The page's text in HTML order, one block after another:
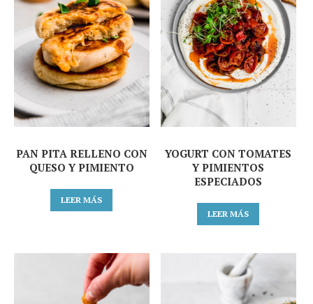
PAN PITA RELLENO CON
QUESO Y PIMIENTO
LEER MÁS
YOGURT CON TOMATES
Y PIMIENTOS
ESPECIADOS
LEER MÁS